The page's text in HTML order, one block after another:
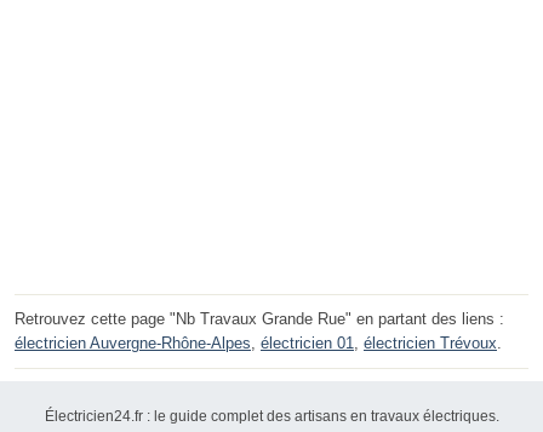
Retrouvez cette page "Nb Travaux Grande Rue" en partant des liens :
électricien Auvergne-Rhône-Alpes, électricien 01, électricien Trévoux.
Électricien24.fr : le guide complet des artisans en travaux électriques.